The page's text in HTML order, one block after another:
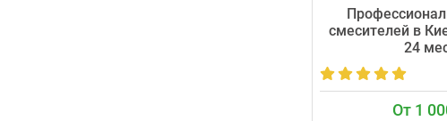
смесителей в
24
От 1